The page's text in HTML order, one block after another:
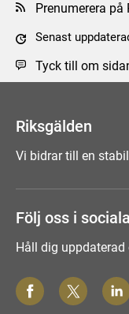
Prenumerera
Senast
Tyck till om
Riksgälden
Vi bidrar till en
Följ oss i
Håll dig